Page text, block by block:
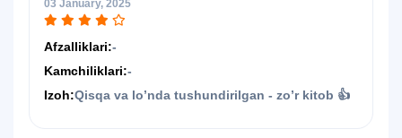
03 January, 2025
Afzalliklari:-
Kamchiliklari:-
Izoh:Qisqa va lo’nda tushundirilgan - zo’r kitob 👍